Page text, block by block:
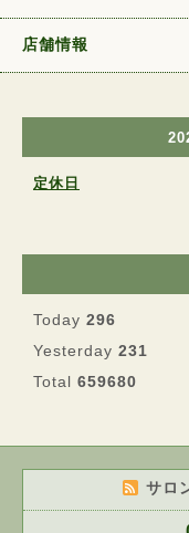
店舗情報
定休日
Today 296
Yesterday 231
Total 659680
サロ